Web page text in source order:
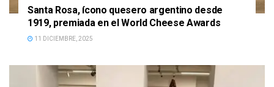
Santa Rosa, ícono quesero argentino desde
1919, premiada en el World Cheese Awards
11 DICIEMBRE, 2025